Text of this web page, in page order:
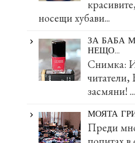
носещи хубави...
ЗА БАБА
НЕЩО...
Снимка:
читатели,
засмяни! ...
МОЯТА
Преди